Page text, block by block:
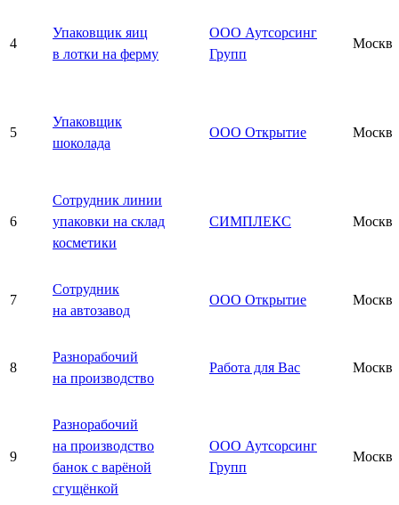
4
Упаковщик яиц
в лотки на ферму
ООО Аутсорсинг
Групп
Москва
5
Упаковщик
шоколада
ООО Открытие Москва
6
Сотрудник линии
упаковки на склад
косметики
СИМПЛЕКС Москва
7
Сотрудник
на автозавод
ООО Открытие Москва
8
Разнорабочий
на производство
Работа для Вас Москва
9
Разнорабочий
на производство
банок с варёной
сгущёнкой
ООО Аутсорсинг
Групп
Москва